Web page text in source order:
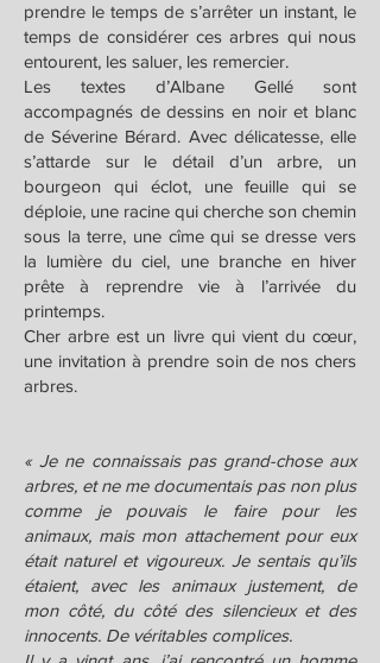
prendre le temps de s’arrêter un instant, le
temps de considérer ces arbres qui nous
entourent, les saluer, les remercier.
Les textes d’Albane Gellé sont
accompagnés de dessins en noir et blanc
de Séverine Bérard. Avec délicatesse, elle
s’attarde sur le détail d’un arbre, un
bourgeon qui éclot, une feuille qui se
déploie, une racine qui cherche son chemin
sous la terre, une cîme qui se dresse vers
la lumière du ciel, une branche en hiver
prête à reprendre vie à l’arrivée du
printemps.
Cher arbre est un livre qui vient du cœur,
une invitation à prendre soin de nos chers
arbres.
« Je ne connaissais pas grand-chose aux
arbres, et ne me documentais pas non plus
comme je pouvais le faire pour les
animaux, mais mon attachement pour eux
était naturel et vigoureux. Je sentais qu’ils
étaient, avec les animaux justement, de
mon côté, du côté des silencieux et des
innocents. De véritables complices.